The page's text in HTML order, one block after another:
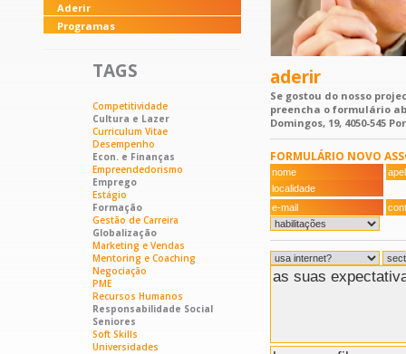
Aderir
Programas
TAGS
Competitividade
Cultura e Lazer
Curriculum Vitae
Desempenho
Econ. e Finanças
Empreendedorismo
Emprego
Estágio
Formação
Gestão de Carreira
Globalização
Marketing e Vendas
Mentoring e Coaching
Negociação
PME
Recursos Humanos
Responsabilidade Social
Seniores
Soft Skills
Universidades
aderir
Se gostou do nosso
preencha o formulário
Domingos, 19, 4050-545
FORMULÁRIO NOVO